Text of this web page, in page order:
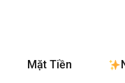
Mặt Tiền